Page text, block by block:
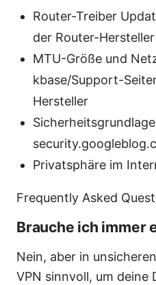
Router-Treiber
der Router-Hersteller
MTU-Größe und
kbase/Support-
Hersteller
Privatsphäre im
Frequently Asked
Brauche ich immer
Nein, aber in
VPN sinnvoll, um deine